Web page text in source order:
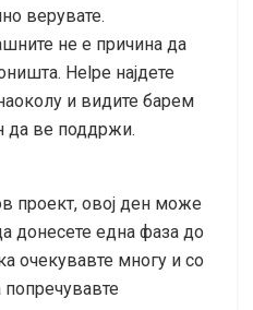
верувате.
не е причина да
Helpе најдете
и видите барем
да ве поддржи.
проект, овој ден може
донесете една фаза до
очекувавте многу и со